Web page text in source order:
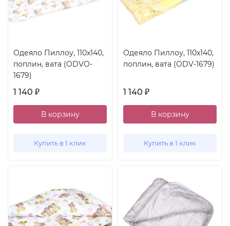
Одеяло Пиллоу, 110x140,
поплин, вата (ODVO-
1679)
1 140 ₽
В корзину
Купить в 1 клик
Одеяло Пиллоу, 110x140,
поплин, вата (ODV-1679)
1 140 ₽
В корзину
Купить в 1 клик